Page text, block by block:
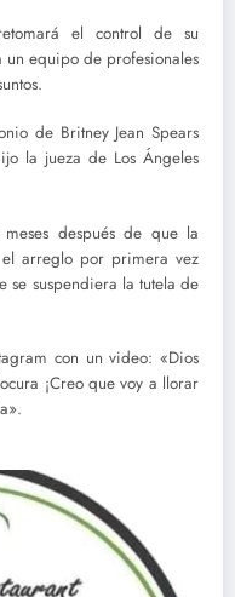
el control de su
equipo de profesionales
de Britney Jean Spears
la jueza de Los Ángeles
después de que la
el arreglo por primera vez
se suspendiera la tutela de
con un video: «Dios
¡Creo que voy a llorar